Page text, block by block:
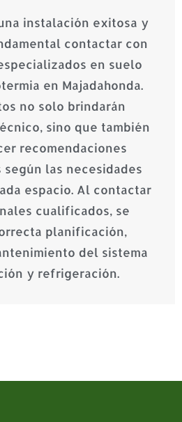
instalación exitosa y
contactar con
en suelo
en Majadahonda.
no solo brindarán
sino que también
recomendaciones
según las necesidades
espacio. Al contactar
cualificados, se
planificación,
del sistema
y refrigeración.